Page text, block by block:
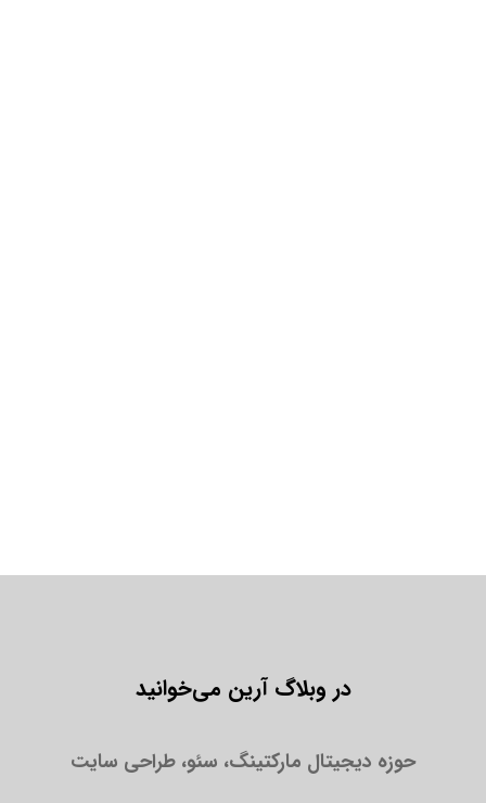
در وبلاگ آرین می‌خوانید
حوزه دیجیتال مارکتینگ، سئو، طراحی سایت